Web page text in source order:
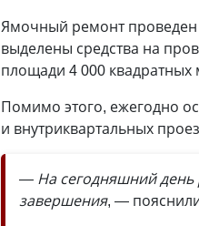
Ямочный ремонт
выделены средства на
площади 4 000 квадратных
Помимо этого, ежегодно
и внутриквартальных
— На сегодняшний день
завершения, —